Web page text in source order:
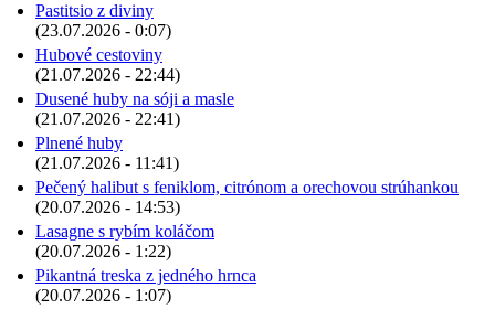
Pastitsio z diviny
(23.07.2026 - 0:07)
Hubové cestoviny
(21.07.2026 - 22:44)
Dusené huby na sóji a masle
(21.07.2026 - 22:41)
Plnené huby
(21.07.2026 - 11:41)
Pečený halibut s feniklom, citrónom a orechovou strúhankou
(20.07.2026 - 14:53)
Lasagne s rybím koláčom
(20.07.2026 - 1:22)
Pikantná treska z jedného hrnca
(20.07.2026 - 1:07)